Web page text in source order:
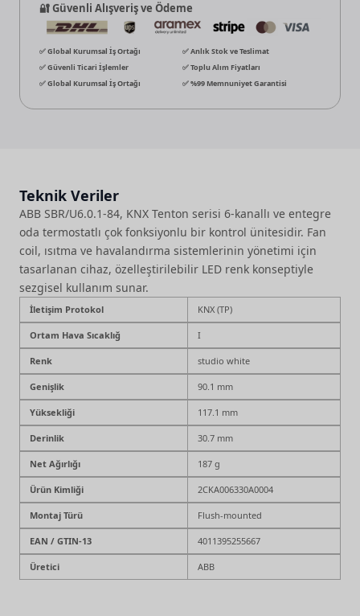
🔐 Güvenli Alışveriş ve Ödeme
✅ Global Kurumsal İş Ortağı
✅ Anlık Stok ve Teslimat
✅ Güvenli Ticari İşlemler
✅ Toplu Alım Fiyatları
✅ Global Kurumsal İş Ortağı
✅ %99 Memnuniyet Garantisi
Teknik Veriler
ABB SBR/U6.0.1-84, KNX Tenton serisi 6-kanallı ve entegre
oda termostatlı çok fonksiyonlu bir kontrol ünitesidir. Fan
coil, ısıtma ve havalandırma sistemlerinin yönetimi için
tasarlanan cihaz, özelleştirilebilir LED renk konseptiyle
sezgisel kullanım sunar.
İletişim Protokol KNX (TP)
Ortam Hava Sıcaklığ I
Renk studio white
Genişlik 90.1 mm
Yüksekliği 117.1 mm
Derinlik 30.7 mm
Net Ağırlığı 187 g
Ürün Kimliği 2CKA006330A0004
Montaj Türü Flush-mounted
EAN / GTIN-13 4011395255667
Üretici ABB